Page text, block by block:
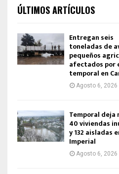
ÚLTIMOS ARTÍCULOS
Entregan seis
toneladas de
pequeños
afectados por
temporal en
Agosto 6, 2026
Temporal deja
40 viviendas
y 132 aisladas
Imperial
Agosto 6, 2026